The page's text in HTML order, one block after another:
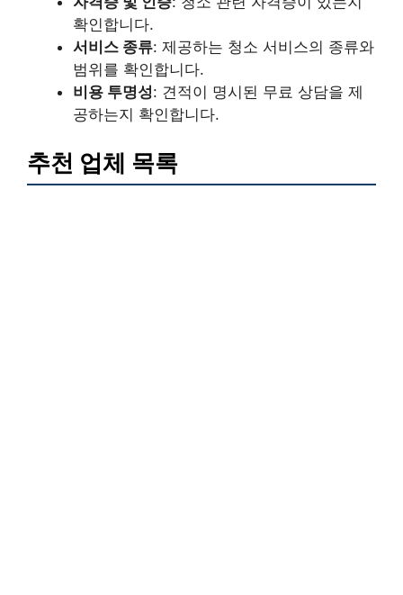
확인합니다.
서비스 종류: 제공하는 청소 서비스의 종류와
범위를 확인합니다.
비용 투명성: 견적이 명시된 무료 상담을 제
공하는지 확인합니다.
추천 업체 목록